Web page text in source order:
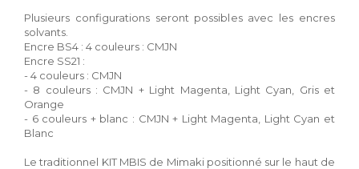
Plusieurs configurations seront possibles avec les encres
solvants.
Encre BS4 : 4 couleurs : CMJN
Encre SS21 :
- 4 couleurs : CMJN
- 8 couleurs : CMJN + Light Magenta, Light Cyan, Gris et
Orange
- 6 couleurs + blanc : CMJN + Light Magenta, Light Cyan et
Blanc
Le traditionnel KIT MBIS de Mimaki positionné sur le haut de